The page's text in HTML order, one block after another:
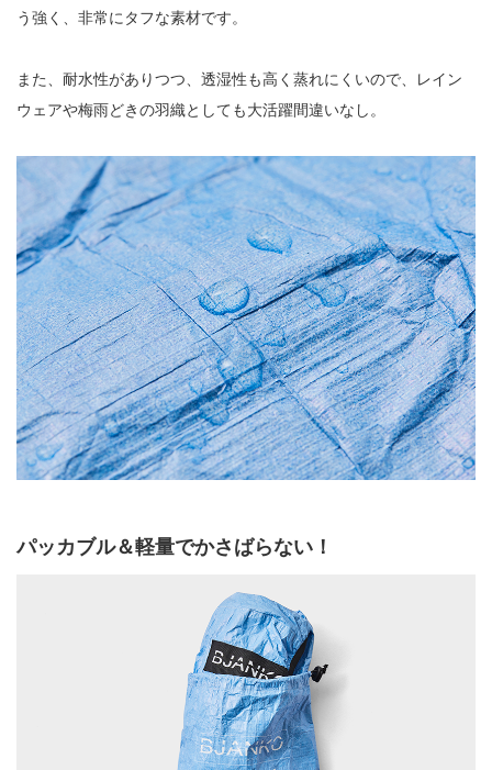
う強く、非常にタフな素材です。
また、耐水性がありつつ、透湿性も高く蒸れにくいので、レイン
ウェアや梅雨どきの羽織としても大活躍間違いなし。
パッカブル＆軽量でかさばらない！